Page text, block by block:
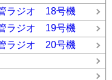
ラジオ 18号機
ラジオ 19号機
ラジオ 20号機